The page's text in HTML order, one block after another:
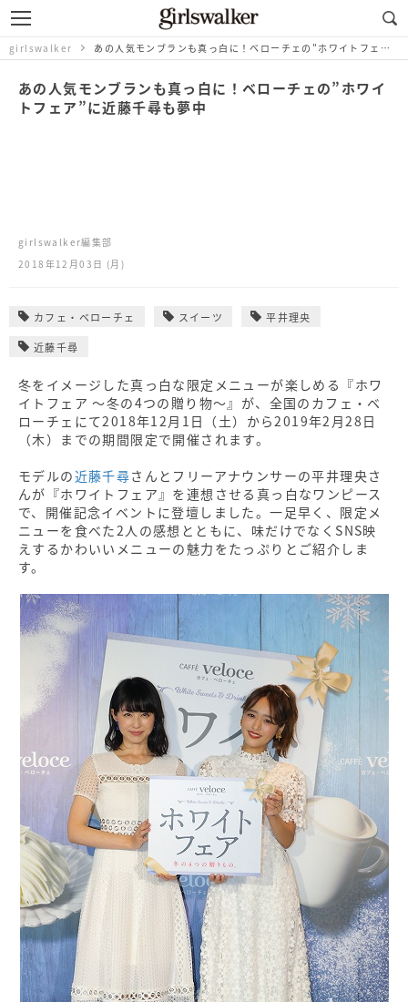
girlswalker あの人気モンブランも真っ白に！ベローチェの"ホワイトフェア"に近藤千尋も夢中
あの人気モンブランも真っ白に！ベローチェの”ホワイ
トフェア”に近藤千尋も夢中
girlswalker編集部
2018年12月03日 (月)
カフェ・ベローチェ スイーツ 平井理央
近藤千尋
冬をイメージした真っ白な限定メニューが楽しめる『ホワ
イトフェア ～冬の4つの贈り物～』が、全国のカフェ・ベ
ローチェにて2018年12月1日（土）から2019年2月28日
（木）までの期間限定で開催されます。
モデルの近藤千尋さんとフリーアナウンサーの平井理央さ
んが『ホワイトフェア』を連想させる真っ白なワンピース
で、開催記念イベントに登壇しました。一足早く、限定メ
ニューを食べた2人の感想とともに、味だけでなくSNS映
えするかわいいメニューの魅力をたっぷりとご紹介しま
す。